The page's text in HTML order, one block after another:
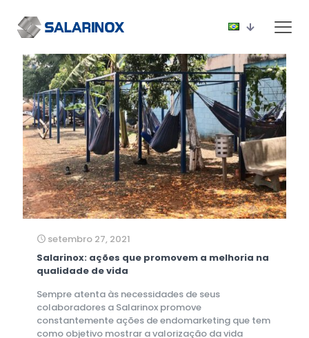
setembro 27, 2021
Salarinox: ações que promovem a melhoria na
qualidade de vida
Sempre atenta às necessidades de seus
colaboradores a Salarinox promove
constantemente ações de endomarketing que tem
como objetivo mostrar a valorização da vida